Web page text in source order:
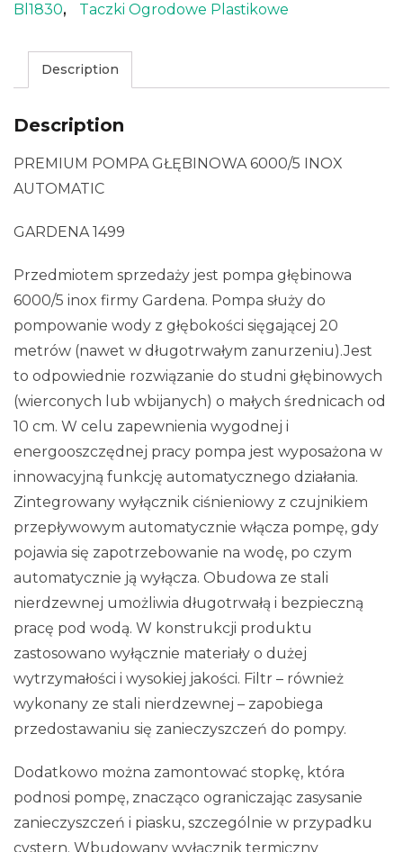
Bl1830, Taczki Ogrodowe Plastikowe
Description
Description
PREMIUM POMPA GŁĘBINOWA 6000/5 INOX
AUTOMATIC
GARDENA 1499
Przedmiotem sprzedaży jest pompa głębinowa
6000/5 inox firmy Gardena. Pompa służy do
pompowanie wody z głębokości sięgającej 20
metrów (nawet w długotrwałym zanurzeniu).Jest
to odpowiednie rozwiązanie do studni głębinowych
(wierconych lub wbijanych) o małych średnicach od
10 cm. W celu zapewnienia wygodnej i
energooszczędnej pracy pompa jest wyposażona w
innowacyjną funkcję automatycznego działania.
Zintegrowany wyłącznik ciśnieniowy z czujnikiem
przepływowym automatycznie włącza pompę, gdy
pojawia się zapotrzebowanie na wodę, po czym
automatycznie ją wyłącza. Obudowa ze stali
nierdzewnej umożliwia długotrwałą i bezpieczną
pracę pod wodą. W konstrukcji produktu
zastosowano wyłącznie materiały o dużej
wytrzymałości i wysokiej jakości. Filtr – również
wykonany ze stali nierdzewnej – zapobiega
przedostawaniu się zanieczyszczeń do pompy.
Dodatkowo można zamontować stopkę, która
podnosi pompę, znacząco ograniczając zasysanie
zanieczyszczeń i piasku, szczególnie w przypadku
cystern. Wbudowany wyłącznik termiczny